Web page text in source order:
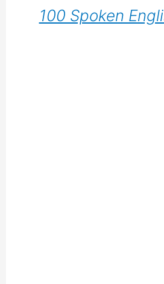
100 Spoken